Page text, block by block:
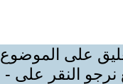
على الموضوع
نرجو النقر على -